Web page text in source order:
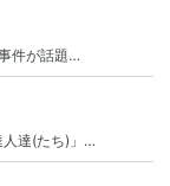
件が話題…
人達(たち)」…